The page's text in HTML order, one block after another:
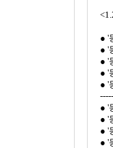
● '
● '
● '
● '
● '
● '
● '
● '
● '